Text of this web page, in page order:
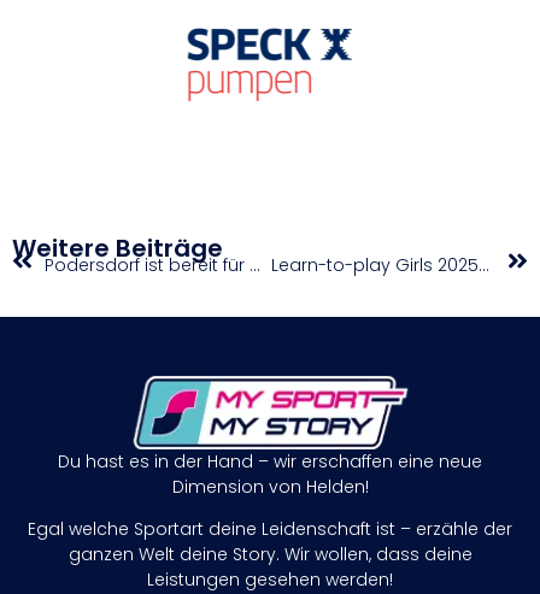
Weitere Beiträge Podersdorf ist bereit für spektakulären Beachtennis-Doppelpack Learn-to-play Girls 2025/2026
Du hast es in der Hand – wir erschaffen eine neue
Dimension von Helden!
Egal welche Sportart deine Leidenschaft ist – erzähle der
ganzen Welt deine Story. Wir wollen, dass deine
Leistungen gesehen werden!